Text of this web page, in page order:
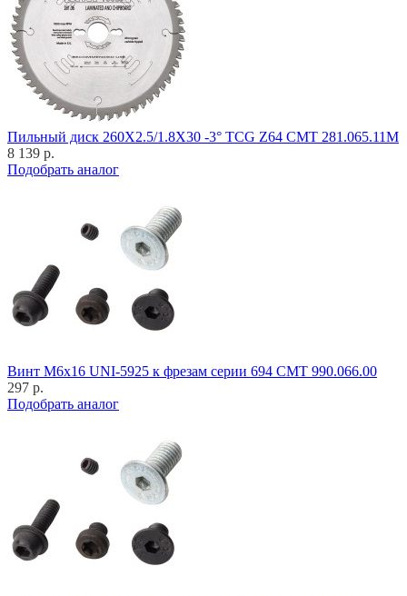
Пильный диск 260X2.5/1.8X30 -3° TCG Z64 CMT 281.065.11M
8 139 р.
Подобрать аналог
Винт M6x16 UNI-5925 к фрезам серии 694 CMT 990.066.00
297 р.
Подобрать аналог